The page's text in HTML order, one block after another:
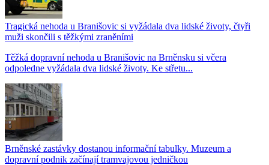
Tragická nehoda u Branišovic si vyžádala dva lidské životy, čtyři
muži skončili s těžkými zraněními
Těžká dopravní nehoda u Branišovic na Brněnsku si včera
odpoledne vyžádala dva lidské životy. Ke střetu...
Brněnské zastávky dostanou informační tabulky. Muzeum a
dopravní podnik začínají tramvajovou jedničkou